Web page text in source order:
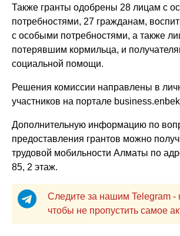
Также гранты одобрены 28 лицам с
потребностями, 27 гражданам,
с особыми потребностями, а также
потерявшим кормильца, и
социальной помощи.
Решения комиссии направлены в
участников на портале
Дополнительную информацию по
предоставления грантов можно
трудовой мобильности Алматы по
85, 2 этаж.
Следите за нашим Telegram -
чтобы не